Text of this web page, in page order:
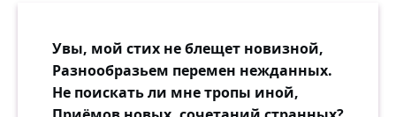
Увы, мой стих не блещет новизной,
Разнообразьем перемен нежданных.
Не поискать ли мне тропы иной,